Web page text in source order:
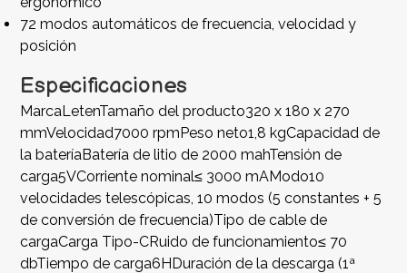
72 modos automáticos de frecuencia, velocidad y
posición
Especificaciones
MarcaLetenTamaño del producto320 x 180 x 270
mmVelocidad7000 rpmPeso neto1,8 kgCapacidad de
la bateríaBatería de litio de 2000 mahTensión de
carga5VCorriente nominal≤ 3000 mAModo10
velocidades telescópicas, 10 modos (5 constantes + 5
de conversión de frecuencia)Tipo de cable de
cargaCarga Tipo-CRuido de funcionamiento≤ 70
dbTiempo de carga6HDuración de la descarga (1ª